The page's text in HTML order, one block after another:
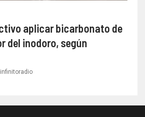
aplicar bicarbonato de
del inodoro, según
infinitoradio